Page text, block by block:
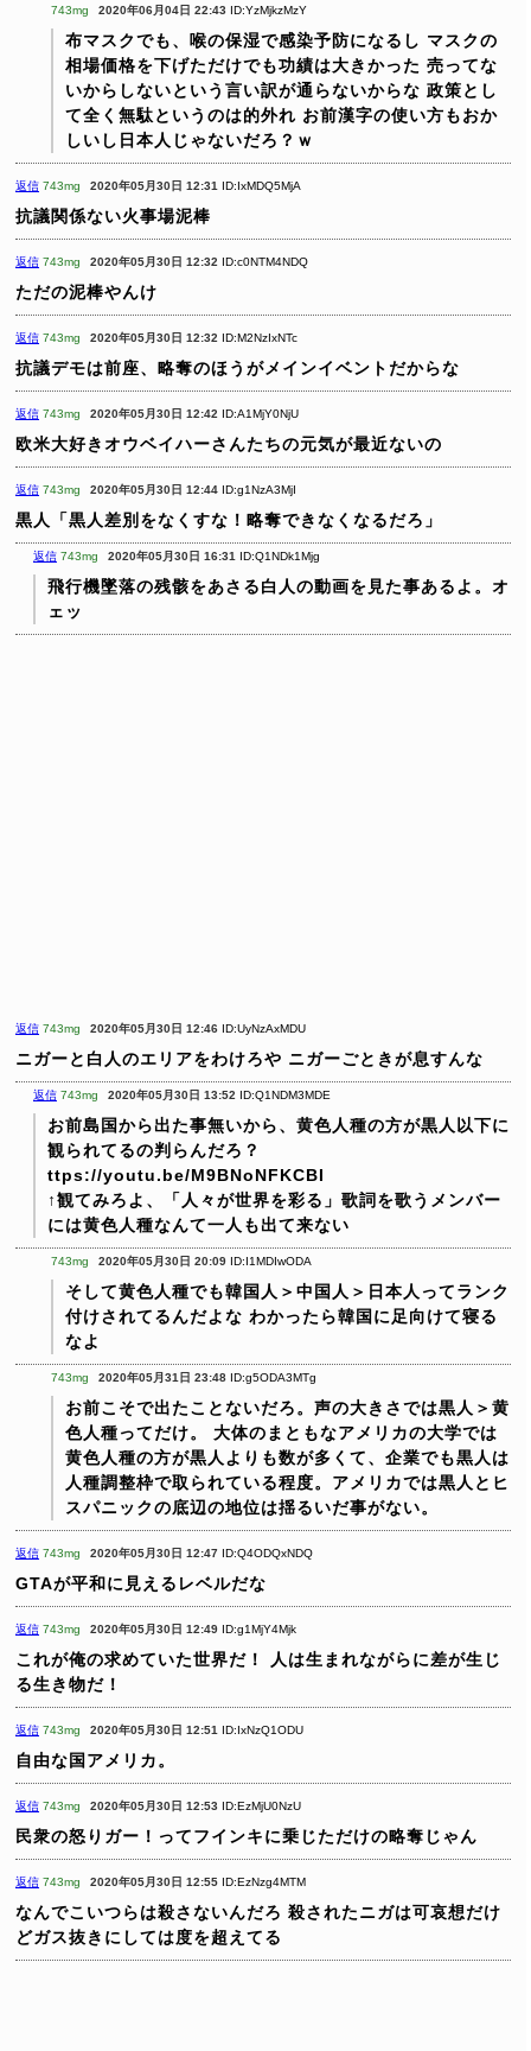
743mg 2020年06月04日 22:43 ID:YzMjkzMzY
布マスクでも、喉の保湿で感染予防になるし マスクの
相場価格を下げただけでも功績は大きかった 売ってな
いからしないという言い訳が通らないからな 政策とし
て全く無駄というのは的外れ お前漢字の使い方もおか
しいし日本人じゃないだろ？ｗ
返信 743mg 2020年05月30日 12:31 ID:IxMDQ5MjA
抗議関係ない火事場泥棒
返信 743mg 2020年05月30日 12:32 ID:c0NTM4NDQ
ただの泥棒やんけ
返信 743mg 2020年05月30日 12:32 ID:M2NzIxNTc
抗議デモは前座、略奪のほうがメインイベントだからな
返信 743mg 2020年05月30日 12:42 ID:A1MjY0NjU
欧米大好きオウベイハーさんたちの元気が最近ないの
返信 743mg 2020年05月30日 12:44 ID:g1NzA3MjI
黒人「黒人差別をなくすな！略奪できなくなるだろ」
返信 743mg 2020年05月30日 16:31 ID:Q1NDk1Mjg
飛行機墜落の残骸をあさる白人の動画を見た事あるよ。オ
ェッ
返信 743mg 2020年05月30日 12:46 ID:UyNzAxMDU
ニガーと白人のエリアをわけろや ニガーごときが息すんな
返信 743mg 2020年05月30日 13:52 ID:Q1NDM3MDE
お前島国から出た事無いから、黄色人種の方が黒人以下に
観られてるの判らんだろ？
ttps://youtu.be/M9BNoNFKCBI
↑観てみろよ、「人々が世界を彩る」歌詞を歌うメンバー
には黄色人種なんて一人も出て来ない
743mg 2020年05月30日 20:09 ID:I1MDIwODA
そして黄色人種でも韓国人＞中国人＞日本人ってランク
付けされてるんだよな わかったら韓国に足向けて寝る
なよ
743mg 2020年05月31日 23:48 ID:g5ODA3MTg
お前こそで出たことないだろ。声の大きさでは黒人＞黄
色人種ってだけ。
大体のまともなアメリカの大学では
黄色人種の方が黒人よりも数が多くて、企業でも黒人は
人種調整枠で取られている程度。アメリカでは黒人とヒ
スパニックの底辺の地位は揺るいだ事がない。
返信 743mg 2020年05月30日 12:47 ID:Q4ODQxNDQ
GTAが平和に見えるレベルだな
返信 743mg 2020年05月30日 12:49 ID:g1MjY4Mjk
これが俺の求めていた世界だ！
人は生まれながらに差が生じ
る生き物だ！
返信 743mg 2020年05月30日 12:51 ID:IxNzQ1ODU
自由な国アメリカ。
返信 743mg 2020年05月30日 12:53 ID:EzMjU0NzU
民衆の怒りガー！ってフインキに乗じただけの略奪じゃん
返信 743mg 2020年05月30日 12:55 ID:EzNzg4MTM
なんでこいつらは殺さないんだろ 殺されたニガは可哀想だけ
どガス抜きにしては度を超えてる